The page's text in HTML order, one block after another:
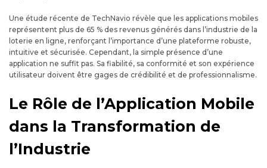
Une étude récente de TechNavio révèle que les applications mobiles
représentent plus de 65 % des revenus générés dans l’industrie de la
loterie en ligne, renforçant l’importance d’une plateforme robuste,
intuitive et sécurisée. Cependant, la simple présence d’une
application ne suffit pas. Sa fiabilité, sa conformité et son expérience
utilisateur doivent être gages de crédibilité et de professionnalisme.
Le Rôle de l’Application Mobile
dans la Transformation de
l’Industrie